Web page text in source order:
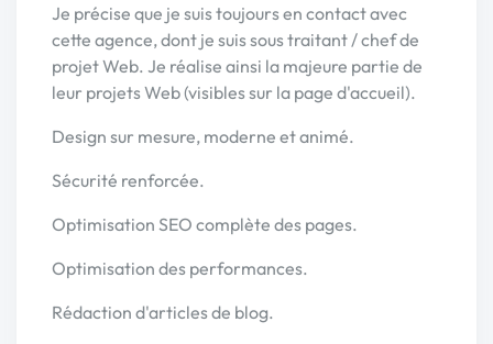
Je précise que je suis toujours en contact avec
cette agence, dont je suis sous traitant / chef de
projet Web. Je réalise ainsi la majeure partie de
leur projets Web (visibles sur la page d'accueil).
Design sur mesure, moderne et animé.
Sécurité renforcée.
Optimisation SEO complète des pages.
Optimisation des performances.
Rédaction d'articles de blog.